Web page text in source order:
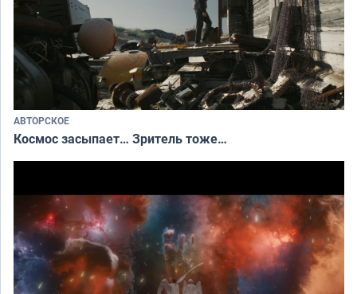
АВТОРСКОЕ
Космос засыпает… Зритель тоже…